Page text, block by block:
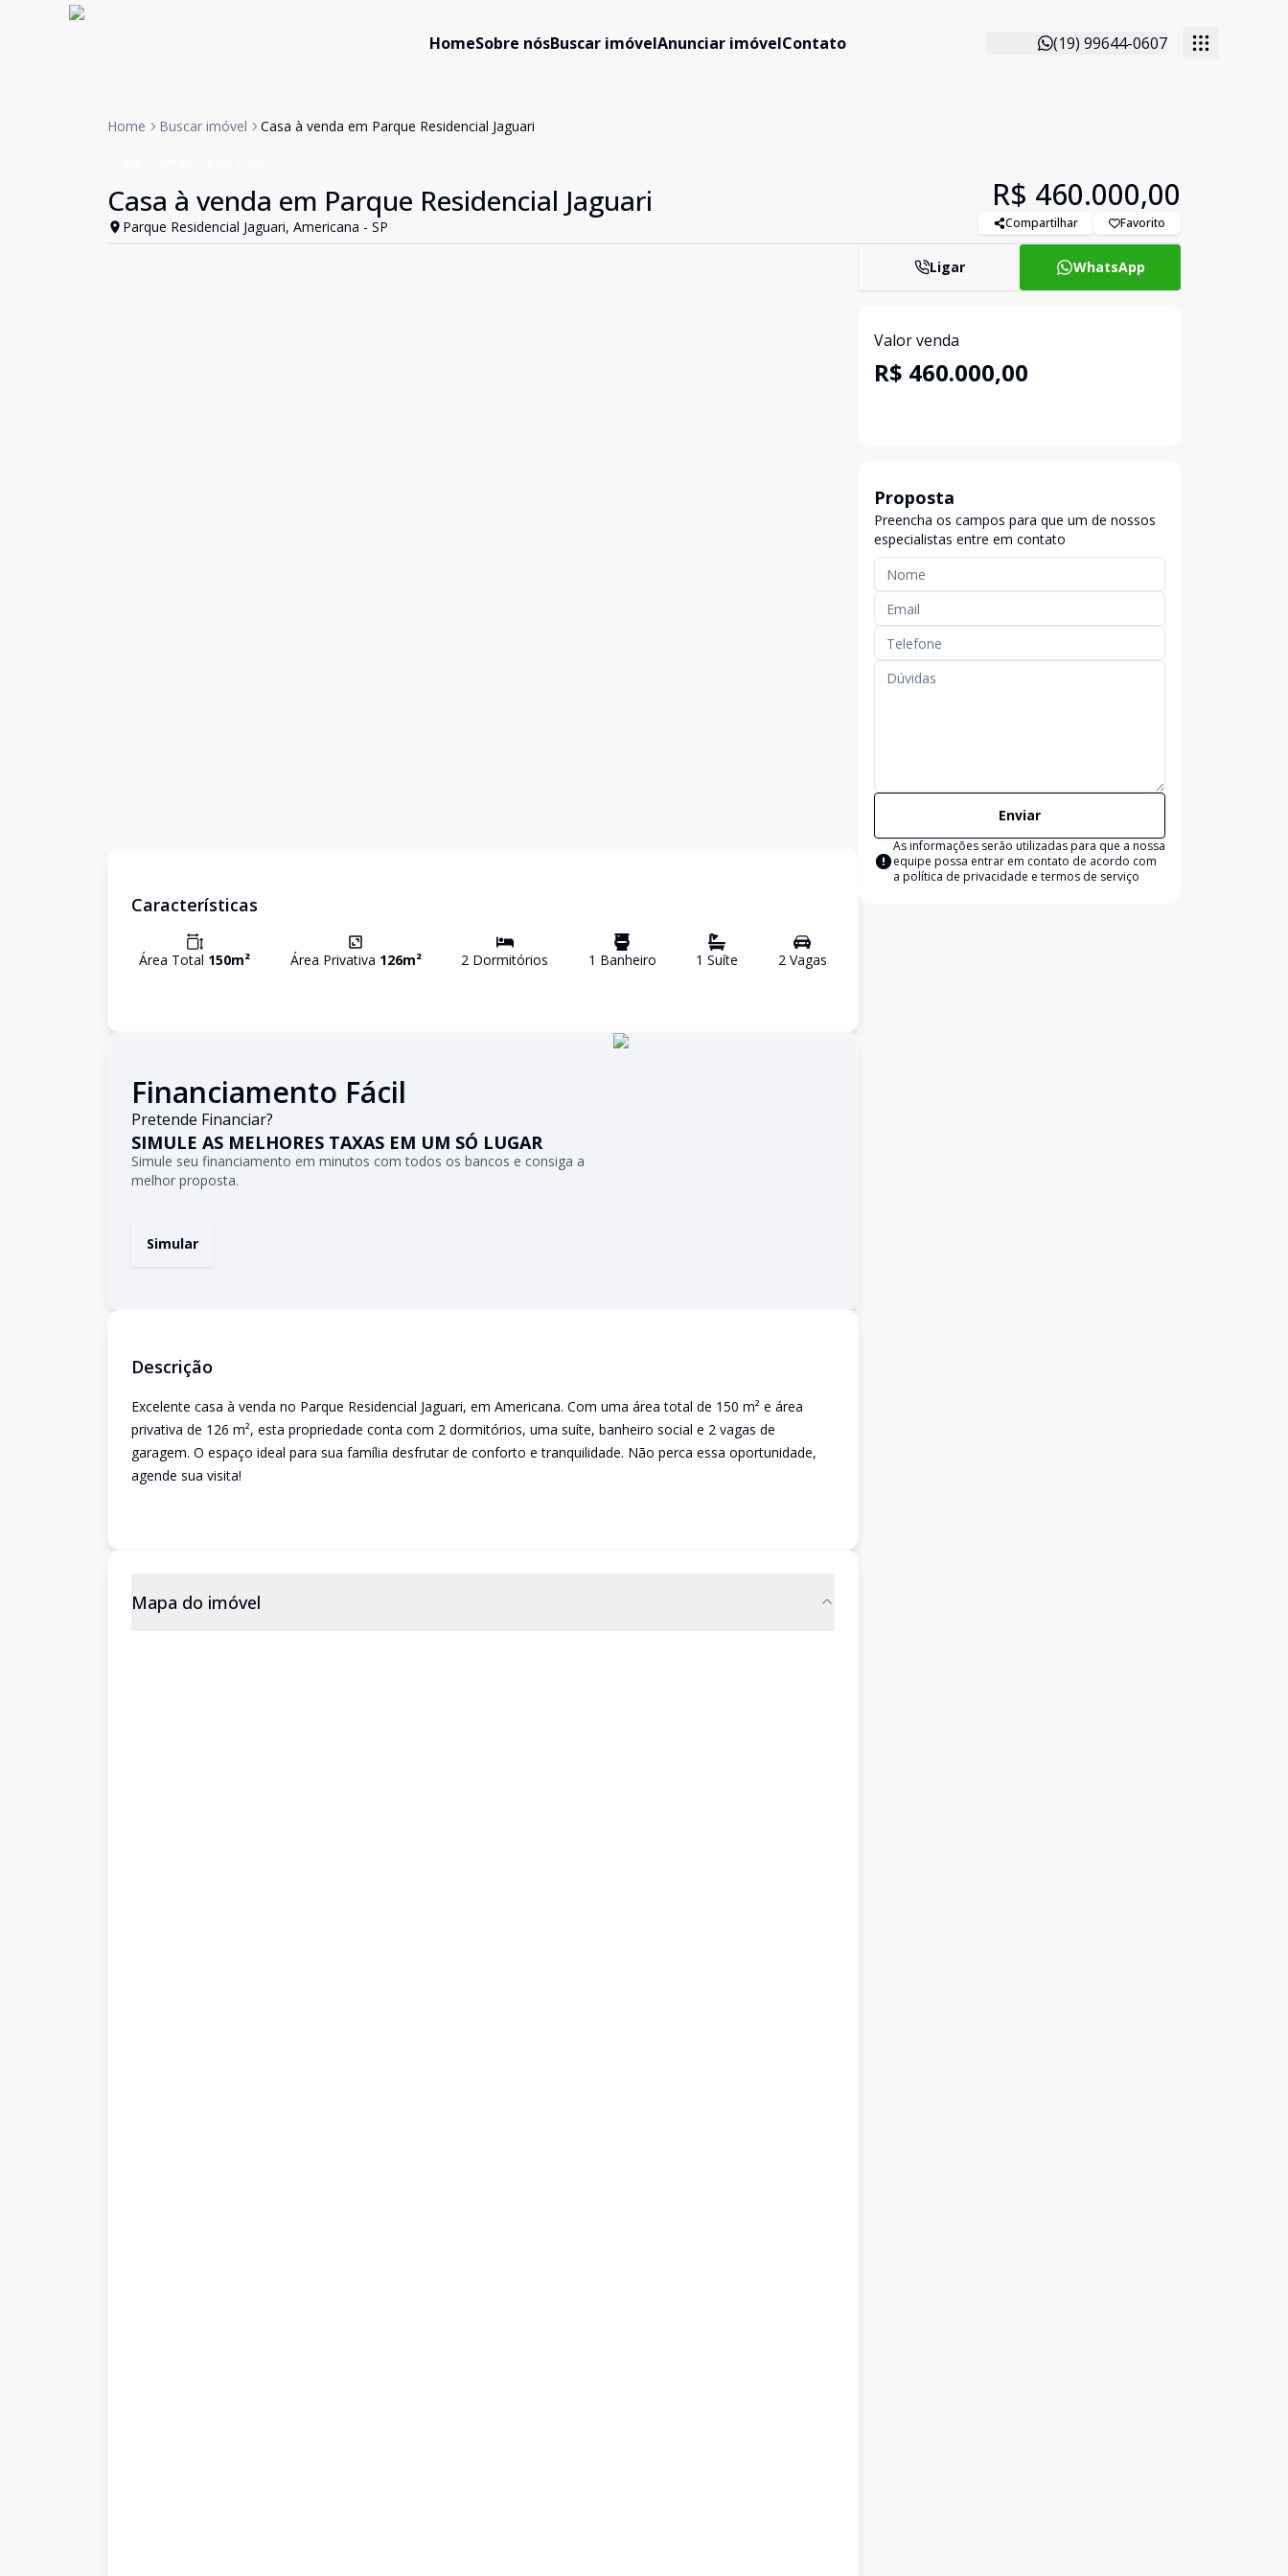
HomeSobre nósBuscar imóvelAnunciar imóvelContato (19) 99644-0607
Home Buscar imóvel Casa à venda em Parque Residencial Jaguari
Casa à venda em Parque Residencial Jaguari
Parque Residencial Jaguari, Americana - SP
R$ 460.000,00
Compartilhar Favorito
Características
Área Total 150m² Área Privativa 126m² 2 Dormitórios 1 Banheiro 1 Suíte 2Vagas
Financiamento Fácil
Pretende Financiar?
SIMULE AS MELHORES TAXAS EM UM SÓ LUGAR
Simule seu financiamento em minutos com todos os bancos e consiga a
melhor proposta.
Simular
Descrição
Excelente casa à venda no Parque Residencial Jaguari, em Americana. Com uma área total de 150 m² e área
privativa de 126 m², esta propriedade conta com 2 dormitórios, uma suíte, banheiro social e 2 vagas de
garagem. O espaço ideal para sua família desfrutar de conforto e tranquilidade. Não perca essa oportunidade,
agende sua visita!
Mapa do imóvel
Ligar WhatsApp
Valor venda
R$ 460.000,00
Proposta
Preencha os campos para que um de nossos
especialistas entre em contato
Enviar
As informações serão utilizadas para que a nossa
equipe possa entrar em contato de acordo com
a política de privacidade e termos de serviço